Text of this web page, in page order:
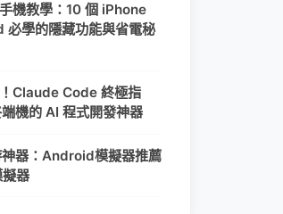
機教學：10 個 iPhone
學的隱藏功能與省電秘
Claude Code 終極指
機的 AI 程式開發神器
神器：Android模擬器推薦
擬器